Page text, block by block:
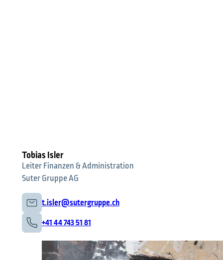
Tobias Isler
Leiter Finanzen & Administration
Suter Gruppe AG
t.isler@sutergruppe.ch
+41 44 743 51 81